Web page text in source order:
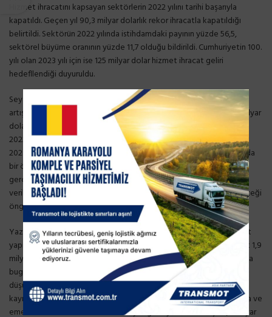
Hizmet ihracatını kapsayan sektörlerin 2022 yılını tarihi başarıyla
kapatıldı. Geçen yıl 90,3 milyar dolarlık rekor ihracatla kapatıldığı
belirtildi. Sektörün 2022 yılında istihdamdaki payının yüzde 56,5,
sektörel büyüme oranının yüzde 11,7 olduğu bildirildi. Cumhuriyetin 100.
yılı olan 2023 yılı için ise 125 milyar dolar hizmet ihracat geliri
hedefllendiği duyuruldu.
Seyahat sektörü ihracatı 2022’de bir önceki yıla göre yüzde 50,8
artışla 41,2 milyar dolar olarak gerçekleşti. 2023 yılı hedefimiz 56 milyar
dolar. Yük ve diğer kalemleri içeren taşımacılık sektörü ihracatı,
2022’de bir önceki yıla göre yüzde 15,4 artışla 20 milyar dolar oldu.
2023 yılı hedefimiz 28 milyar dolar. Yolcu taşımacılığında 2022 yılında
bir önceki seneye kıyasla yüzde 135 artışla 16,6 milyar dolar ihracat
gerçekleştirildi. 2023 yılı hedefi 21,5 milyar dolar. THY ve Pegasus
verilerine baktığımızda, bu hedefin biraz daha üstünde gerçekleşeceği
öngörülüyor. Rakamlar 23 milyar doları bulabilir.
Yazılım ve bilişim hizmetlerinde 2022 yılında, 2,6 milyar dolar ihracat
yapıldı, 2023 hedef 5 milyar dolar. Sağlık hizmetlerinde 2022 ihracat 1,9
milyar dolar oldu, 2023 hedefi 5 milyar dolar olarak belirlendi. Aslında
bugün bile 2022’de gerçek rakamın 5 milyar dolara yakın olduğu
düşünülüyor ama özellikle estetik cerrahisi-saç ekimi gibi alanlarda
kayıt altına alınamamış bir paranın varlığından bahsedebiliriz. Sigorta ve
emeklilik hizmetlerinde bir önceki yıla göre yüzde 77 artışla 1,8 milyar